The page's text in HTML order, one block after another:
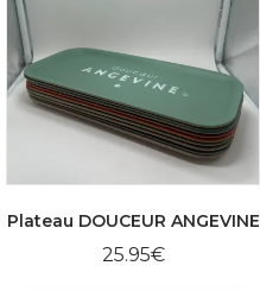
Plateau DOUCEUR ANGEVINE
25.95€